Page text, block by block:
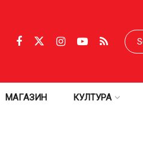
МАГАЗИН КУЛТУРА